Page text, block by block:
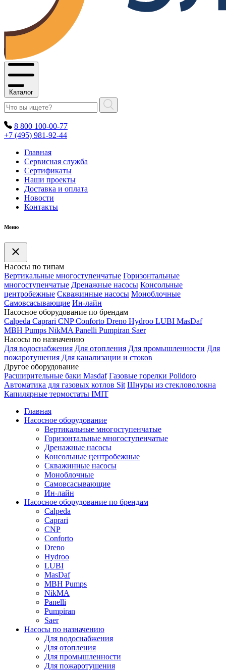
Каталог
8 800 100-00-77
+7 (495) 981-92-44
Главная
Сервисная служба
Сертификаты
Наши проекты
Доставка и оплата
Новости
Контакты
Меню
Насосы по типам
Вертикальные многоступенчатые Горизонтальные
многоступенчатые Дренажные насосы Консольные
центробежные Скважинные насосы Моноблочные
Самовсасывающие Ин-лайн
Насосное оборудование по брендам
Calpeda Caprari CNP Conforto Dreno Hydroo LUBI MasDaf
MBH Pumps NikMA Panelli Pumpiran Saer
Насосы по назначению
Для водоснабжения Для отопления Для промышленности Для
пожаротушения Для канализации и стоков
Другое оборудование
Расширительные баки Masdaf Газовые горелки Polidoro
Автоматика для газовых котлов Sit Шнуры из стекловолокна
Капилярные термостаты IMIT
Главная
Насосное оборудование
Вертикальные многоступенчатые
Горизонтальные многоступенчатые
Дренажные насосы
Консольные центробежные
Скважинные насосы
Моноблочные
Самовсасывающие
Ин-лайн
Насосное оборудование по брендам
Calpeda
Caprari
CNP
Conforto
Dreno
Hydroo
LUBI
MasDaf
MBH Pumps
NikMA
Panelli
Pumpiran
Saer
Насосы по назначению
Для водоснабжения
Для отопления
Для промышленности
Для пожаротушения